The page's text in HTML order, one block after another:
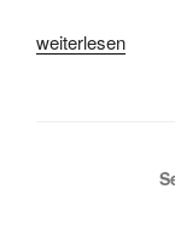
„Ochtrup,
weiterlesen